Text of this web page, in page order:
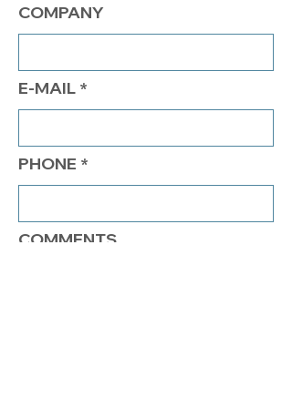
COMPANY
E-MAIL
PHONE
COMMENTS